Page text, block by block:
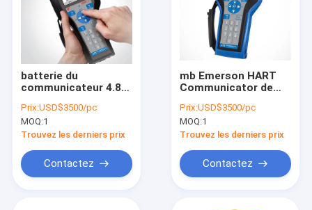
batterie du
communicateur 4.8V
475 de 32M GB
Handheld
Prix:USD$3500/pc
MOQ:1
Trouvez les derniers prix
Contactez
mb Emerson HART
Communicator de
Communicator 32 de
la batterie 4.8V
Prix:USD$3500/pc
MOQ:1
Trouvez les derniers prix
Contactez